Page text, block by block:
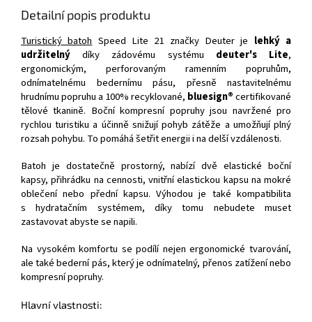
Detailní popis produktu
Turistický batoh Speed Lite 21 značky Deuter je lehký a
udržitelný díky zádovému systému deuter's Lite,
ergonomickým, perforovaným ramenním popruhům,
odnímatelnému bedernímu pásu, přesně nastavitelnému
hrudnímu popruhu a 100% recyklované, bluesign®certifikované
tělové tkanině. Boční kompresní popruhy jsou navržené pro
rychlou turistiku a účinně snižují pohyb zátěže a umožňují plný
rozsah pohybu. To pomáhá šetřit energii i na delší vzdálenosti.
Batoh je dostatečně prostorný, nabízí dvě elastické boční
kapsy, přihrádku na cennosti, vnitřní elastickou kapsu na mokré
oblečení nebo přední kapsu. Výhodou je také kompatibilita
s hydratačním systémem, díky tomu nebudete muset
zastavovat abyste se napili.
Na vysokém komfortu se podílí nejen ergonomické tvarování,
ale také bederní pás, který je odnímatelný, přenos zatížení nebo
kompresní popruhy.
Hlavní vlastnosti: